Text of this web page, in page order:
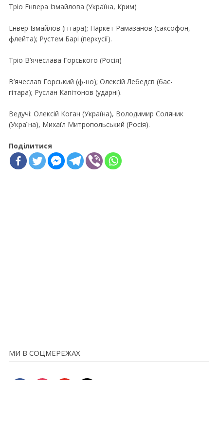
Трiо Енвера Iзмайлова (Україна, Крим)
Енвер Iзмайлов (гiтара); Наркет Рамазанов (саксофон,
флейта); Рустем Барi (перкусiї).
Трiо В’ячеслава Горського (Росiя)
В’ячеслав Горський (ф-но); Олексiй Лебедєв (бас-
гiтара); Руслан Капiтонов (ударнi).
Ведучi: Олексiй Коган (Україна), Володимир Соляник
(Україна), Михаїл Митропольський (Росiя).
Поділитися
МИ В СОЦМЕРЕЖАХ
facebookinstagramyoutube mail